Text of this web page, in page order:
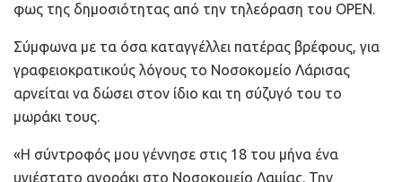
φως της δημοσιότητας από την τηλεόραση του OPEN.
Σύμφωνα με τα όσα καταγγέλλει πατέρας βρέφους, για
γραφειοκρατικούς λόγους το Νοσοκομείο Λάρισας
αρνείται να δώσει στον ίδιο και τη σύζυγό του το
μωράκι τους.
«Η σύντροφός μου γέννησε στις 18 του μήνα ένα
υγιέστατο αγοράκι στο Νοσοκομείο Λαμίας. Την